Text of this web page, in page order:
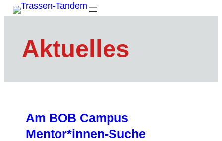
Zum
springenAktuelles
Am BOB Campus
Mentor*innen-Suche